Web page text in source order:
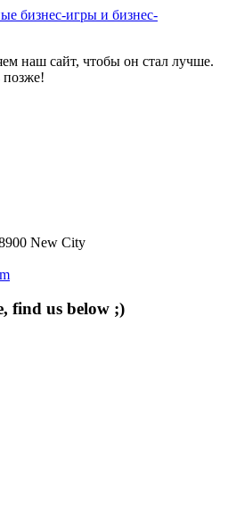
наш сайт, чтобы он стал лучше.
позже!
New City
find us below ;)